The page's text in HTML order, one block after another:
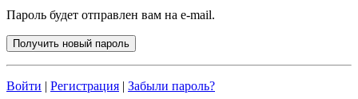
Пароль будет отправлен вам на e-mail.
Войти | Регистрация | Забыли пароль?